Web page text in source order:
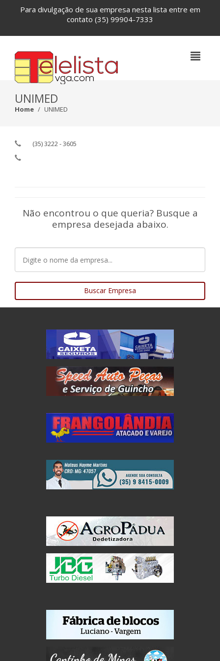
Para divulgação de sua empresa nesta lista entre em
contato (35) 99904-7333
UNIMED
Home UNIMED
(35) 3222 - 3605
Não encontrou o que queria? Busque a
empresa desejada abaixo.
Buscar Empresa